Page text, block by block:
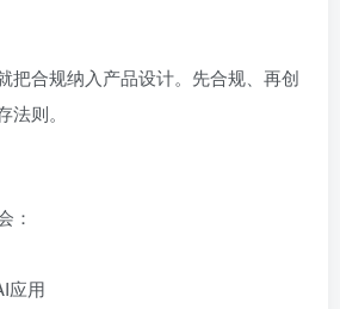
把合规纳入产品设计。先合规、再创
则。
：
应用